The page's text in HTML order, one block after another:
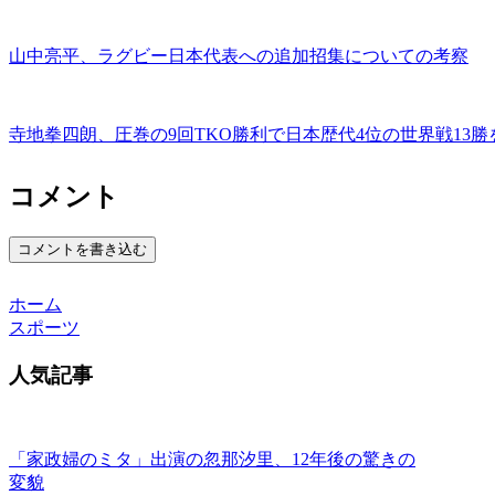
山中亮平、ラグビー日本代表への追加招集についての考察
寺地拳四朗、圧巻の9回TKO勝利で日本歴代4位の世界戦13勝
コメント
コメントを書き込む
ホーム
スポーツ
人気記事
「家政婦のミタ」出演の忽那汐里、12年後の驚きの
変貌